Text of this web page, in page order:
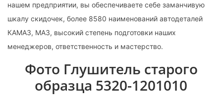
нашем предприятии, вы обеспечиваете себе заманчивую
шкалу скидочек, более 8580 наименований автодеталей
КАМАЗ, МАЗ, высокий степень подготовки наших
менеджеров, ответственность и мастерство.
Фото Глушитель старого
образца 5320-1201010